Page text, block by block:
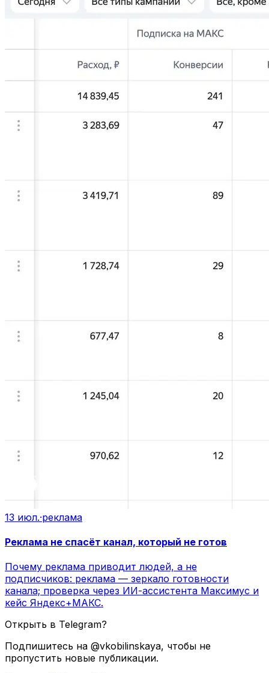
13 июл.·реклама
Реклама не спасёт канал, который не готов
Почему реклама приводит людей, а не
подписчиков: реклама — зеркало готовности
канала; проверка через ИИ-ассистента Максимус и
кейс Яндекс+МАКС.
Открыть в Telegram?
Подпишитесь на @vkobilinskaya, чтобы не
пропустить новые публикации.